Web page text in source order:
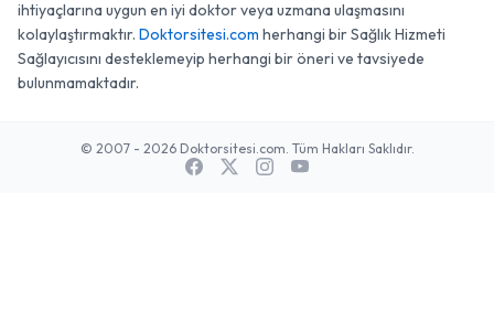
ihtiyaçlarına uygun en iyi doktor veya uzmana ulaşmasını
kolaylaştırmaktır. Doktorsitesi.com herhangi bir Sağlık Hizmeti
Sağlayıcısını desteklemeyip herhangi bir öneri ve tavsiyede
bulunmamaktadır.
© 2007 - 2026 Doktorsitesi.com. Tüm Hakları Saklıdır.